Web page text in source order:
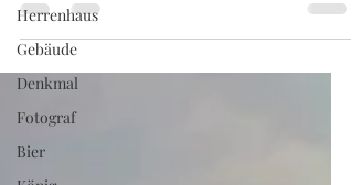
Herrenhaus
Gebäude
Denkmal
Fotograf
Bier
markt Victor Hugo. Man sollte auch wissen,
dass er zu den ältesten überdachten
gesamte Erdgeschoss eines Gebäudes im
zeitgenössischen Stil ein, das als Parkplatz
nationalen und regionalen gastronomie, und